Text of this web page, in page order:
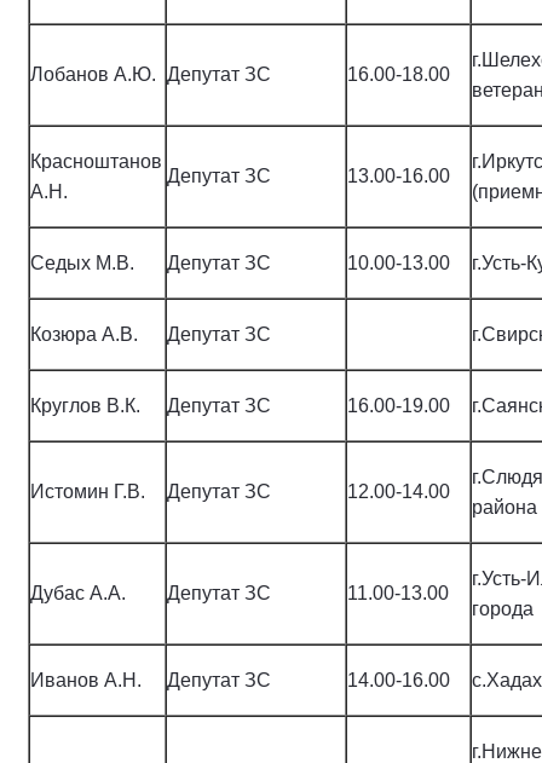
Лобанов А.Ю. Депутат ЗС 16.00-18.00
Красноштанов
А.Н.
Депутат ЗС 13.00-16.00
Седых М.В. Депутат ЗС 10.00-13.00 г.Усть-
Козюра А.В. Депутат ЗС
Круглов В.К. Депутат ЗС 16.00-19.00
Истомин Г.В. Депутат ЗС 12.00-14.00
района
Дубас А.А. Депутат ЗС 11.00-13.00
г.Усть-
города
Иванов А.Н. Депутат ЗС 14.00-16.00